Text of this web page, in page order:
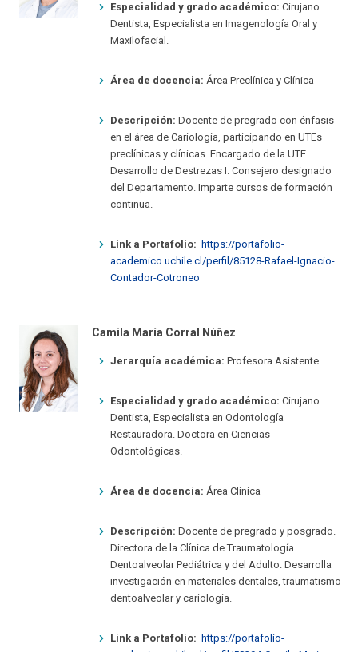
Especialidad y grado académico: Cirujano
Dentista, Especialista en Imagenología Oral y
Maxilofacial.
Área de docencia: Área Preclínica y Clínica
Descripción: Docente de pregrado con énfasis
en el área de Cariología, participando en UTEs
preclínicas y clínicas. Encargado de la UTE
Desarrollo de Destrezas I. Consejero designado
del Departamento. Imparte cursos de formación
continua.
Link a Portafolio: https://portafolio-
academico.uchile.cl/perfil/85128-Rafael-Ignacio-
Contador-Cotroneo
Camila María Corral Núñez
Jerarquía académica: Profesora Asistente
Especialidad y grado académico: Cirujano
Dentista, Especialista en Odontología
Restauradora. Doctora en Ciencias
Odontológicas.
Área de docencia: Área Clínica
Descripción: Docente de pregrado y posgrado.
Directora de la Clínica de Traumatología
Dentoalveolar Pediátrica y del Adulto. Desarrolla
investigación en materiales dentales, traumatismo
dentoalveolar y cariología.
Link a Portafolio: https://portafolio-